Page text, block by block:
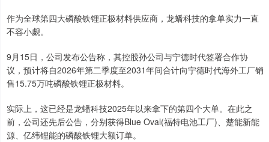
作为全球第四大磷酸铁锂正极材料供应商，龙蟠科技的拿单实力一直
不容小觑。
9月15日，公司发布公告称，其控股孙公司与宁德时代签署合作协
议，预计将自2026年第二季度至2031年间合计向宁德时代海外工厂销
售15.75万吨磷酸铁锂正极材料。
实际上，这已经是龙蟠科技2025年以来拿下的第四个大单。在此之
前，公司还先后公告，分别获得Blue Oval(福特电池工厂)、楚能新能
源、亿纬锂能的磷酸铁锂大额订单。